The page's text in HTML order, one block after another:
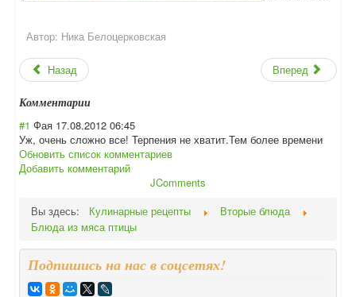
Автор: Ника Белоцерковская
Назад Вперед
Комментарии
#1 Фая 17.08.2012 06:45
Уж, очень сложно все! Терпения не хватит.Тем более времени
Обновить список комментариев
Добавить комментарий
JComments
Вы здесь:
Кулинарные рецепты
Вторые блюда
Блюда из мяса птицы
Подпишись на нас в соцсетях!